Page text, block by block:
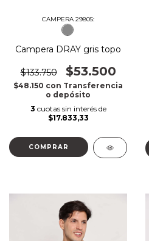
CAMPERA 29805:
Campera DRAY gris topo
$133.750 $53.500
$48.150 con Transferencia
o depósito
3 cuotas sin interés de
$17.833,33
COMPRAR